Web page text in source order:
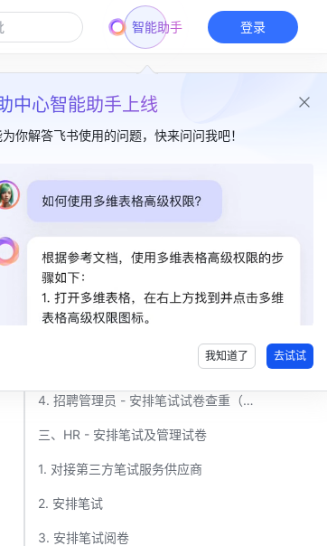
智能助手
中心智能助手上线
你解答飞书使用的问题，快来问问我吧！
我知道了 去试试
登录
本篇目录
二、招聘管理员 - 创建笔试阶段并加入招聘流程​
1. 添加笔试阶段​
3. 招聘管理员 - 配置笔试邮件/短信模板（可选）​
4. 招聘管理员 - 安排笔试试卷查重（可选）​
三、HR - 安排笔试及管理试卷​
1. 对接第三方笔试服务供应商​
2. 安排笔试​
3. 安排笔试阅卷​